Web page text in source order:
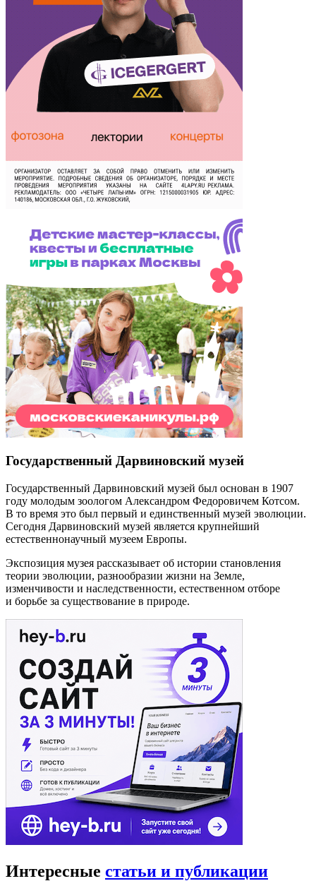
Государственный Дарвиновский музей
Государственный Дарвиновский музей был основан в 1907
году молодым зоологом Александром Федоровичем Котсом.
В то время это был первый и единственный музей эволюции.
Сегодня Дарвиновский музей является крупнейший
естественнонаучный музеем Европы.
Экспозиция музея рассказывает об истории становления
теории эволюции, разнообразии жизни на Земле,
изменчивости и наследственности, естественном отборе
и борьбе за существование в природе.
Интересные статьи и публикации